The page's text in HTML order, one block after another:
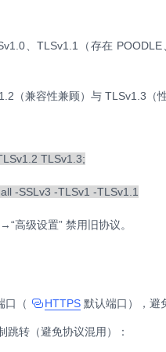
、TLSv1.1（存在
（兼容性兼顾）与 TLSv1.3（
TLSv1.3;
-SSLv3 -TLSv1 -TLSv1.1
高级设置” 禁用旧协议。
口（ HTTPS 默认端口），避
转（避免协议混用）：